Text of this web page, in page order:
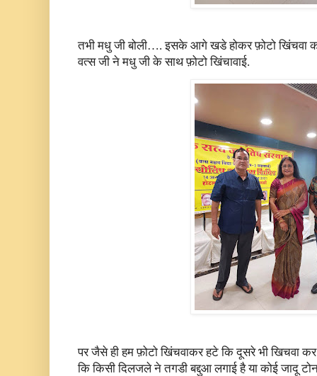
तभी मधु जी बोली…. इसके आगे खडे होकर फ़ोटो खिंचवा
वत्स जी ने मधु जी के साथ फ़ोटो खिंचावाई.
पर जैसे ही हम फ़ोटो खिंचवाकर हटे कि दूसरे भी खिचवा
कि किसी दिलजले ने तगडी बद्दुआ लगाई है या कोई जादू